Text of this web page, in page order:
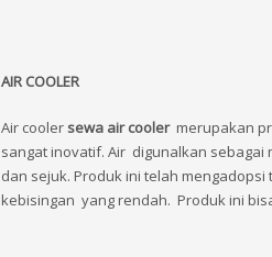
AIR COOLER
Air coolersewa air cooler merupakan
sangat inovatif. Air digunalkan
dan sejuk. Produk ini telah
kebisingan yang rendah. Produk ini